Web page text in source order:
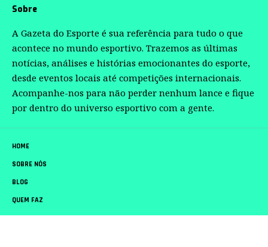
Sobre
A Gazeta do Esporte é sua referência para tudo o que
acontece no mundo esportivo. Trazemos as últimas
notícias, análises e histórias emocionantes do esporte,
desde eventos locais até competições internacionais.
Acompanhe-nos para não perder nenhum lance e fique
por dentro do universo esportivo com a gente.
HOME
SOBRE NÓS
BLOG
QUEM FAZ
CONTATO